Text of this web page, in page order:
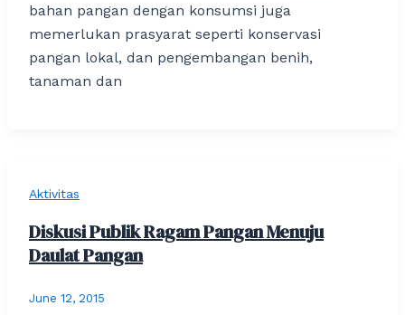
bahan pangan dengan konsumsi juga
memerlukan prasyarat seperti konservasi
pangan lokal, dan pengembangan benih,
tanaman dan
Aktivitas
Diskusi Publik Ragam Pangan Menuju
Daulat Pangan
June 12, 2015